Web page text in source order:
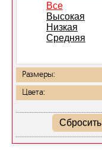
Все
Высокая
Низкая
Средняя
Размеры:
Цвета: